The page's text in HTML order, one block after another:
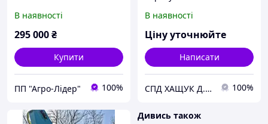
В наявності
295 000₴
Купити
ПП "Агро-Лідер" 100%
В наявності
Ціну уточнюйте
Написати
СПД ХАЩУК Д.Д. 100%
Дивись також